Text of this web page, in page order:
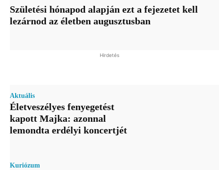
Születési hónapod alapján ezt a fejezetet kell
lezárnod az életben augusztusban
Hirdetés
Aktuális
Életveszélyes fenyegetést
kapott Majka: azonnal
lemondta erdélyi koncertjét
Kuriózum